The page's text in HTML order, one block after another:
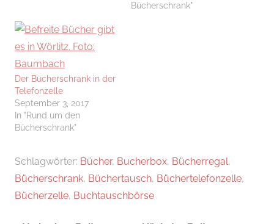
Bücherschrank"
Der Bücherschrank in der
Telefonzelle
September 3, 2017
In "Rund um den
Bücherschrank"
Schlagwörter: Bücher, Bucherbox, Bücherregal,
Bücherschrank, Büchertausch, Büchertelefonzelle,
Bücherzelle, Buchtauschbörse